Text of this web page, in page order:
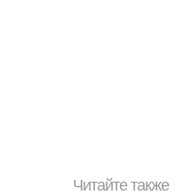
Читайте также